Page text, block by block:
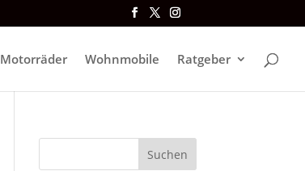
Motorräder Wohnmobile Ratgeber